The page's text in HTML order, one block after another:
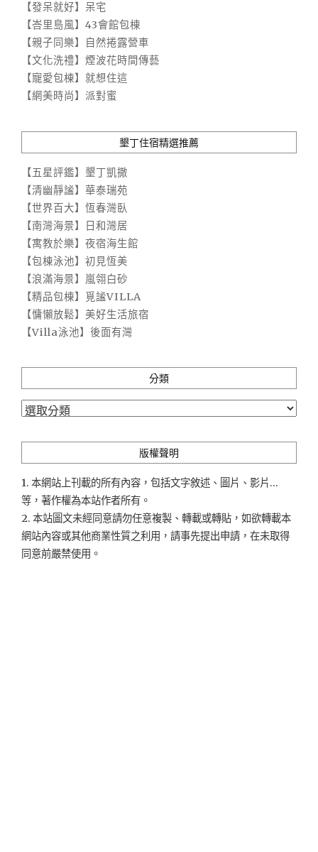
【發呆就好】呆宅
【峇里島風】43會館包棟
【親子同樂】自然捲露營車
【文化洗禮】煙波花時間傳藝
【寵愛包棟】就想住這
【網美時尚】派對蜜
墾丁住宿精選推薦
【五星評鑑】墾丁凱撒
【清幽靜謐】華泰瑞苑
【世界百大】恆春灣臥
【南灣海景】日和灣居
【寓教於樂】夜宿海生館
【包棟泳池】初見恆美
【浪滿海景】嵐翎白砂
【精品包棟】覓謐VILLA
【慵懶放鬆】美好生活旅宿
【Villa泳池】後面有灣
分類
分
版權聲明
1. 本網站上刊載的所有內容，包括文字敘述、圖片、影片...
等，著作權為本站作者所有。
2. 本站圖文未經同意請勿任意複製、轉載或轉貼，如欲轉載本
網站內容或其他商業性質之利用，請事先提出申請，在未取得
同意前嚴禁使用。